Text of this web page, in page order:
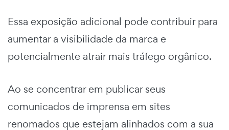
Essa exposição adicional pode contribuir para
aumentar a visibilidade da marca e
potencialmente atrair mais tráfego orgânico.
Ao se concentrar em publicar seus
comunicados de imprensa em sites
renomados que estejam alinhados com a sua